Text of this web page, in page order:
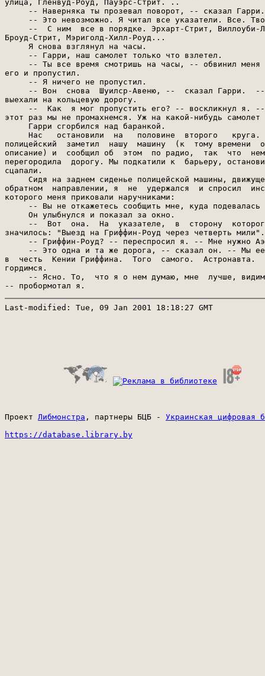
Last-modified: Tue, 09 Jan 2001 18:18:27 GMT
Проект Либмонстра , партнеры БЦБ - Украинская цифровая
https://database.library.by